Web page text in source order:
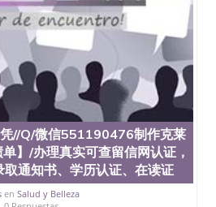
集客户办理信息； 2、客户付
认到账转制作点做电子图；
户确认； 5、电子图确认好转成
做好拍照或者视频确认再付余
国内顺丰，国外DHL）。 三、
料 1、教育部学历学位认证，
档。 2、留学回国人员证明
站真实存档可查。 3、留信网
档可查，终身受用。 四、办理
与建筑学院、商学院、交流学
、教育学院、工程学院、健康
工程与科学学院、人文学院、
。学校的教育学院排名在全美
//Q/微信551190476制作克莱
】/办理真实可查留信网认证，
通知书、学历认证、在读证
en Salud y Belleza